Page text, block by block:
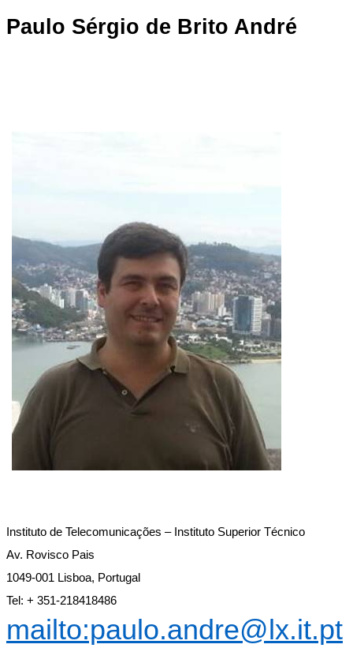
Paulo Sérgio de Brito André
Instituto de Telecomunicações – Instituto Superior Técnico
Av. Rovisco Pais
1049-001 Lisboa, Portugal
Tel: + 351-218418486
mailto:paulo.andre@lx.it.pt